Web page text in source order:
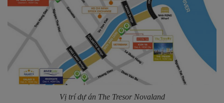
Vị trí dự án The Tresor Novaland